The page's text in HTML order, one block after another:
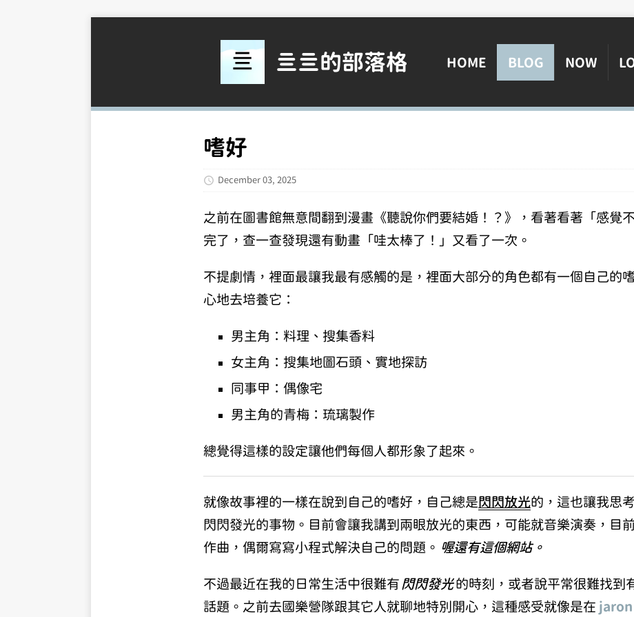
亖亖的部落格 HOME BLOG NOW
嗜好
December 03, 2025
之前在圖書館無意間翻到漫畫《聽說你們要結婚！？》，看著看著「感覺
完了，查一查發現還有動畫「哇太棒了！」又看了一次。
不提劇情，裡面最讓我最有感觸的是，裡面大部分的角色都有一個自己的
心地去培養它：
男主角：料理、搜集香料
女主角：搜集地圖石頭、實地探訪
同事甲：偶像宅
男主角的青梅：琉璃製作
總覺得這樣的設定讓他們每個人都形象了起來。
就像故事裡的一樣在說到自己的嗜好，自己總是 閃閃放光的，這也讓我思
閃閃發光的事物。目前會讓我講到兩眼放光的東西，可能就音樂演奏，目
作曲，偶爾寫寫小程式解決自己的問題。 喔還有這個網站。
不過最近在我的日常生活中很難有 閃閃發光的時刻，或者說平常很難找到
話題。之前去國樂營隊跟其它人就聊地特別開心，這種感受就像是在 jaron